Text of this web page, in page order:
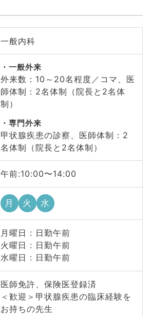
一般内科
一般外来
外来数：10～20名程度／コマ、医
師体制：2名体制（院長と2名体
制）
専門外来
甲状腺疾患の診察、医師体制：2
名体制（院長と2名体制）
午前:10:00〜14:00
月 火 水
月曜日 : 日勤午前
火曜日 : 日勤午前
水曜日 : 日勤午前
医師免許、保険医登録済
＜歓迎＞甲状腺疾患の臨床経験を
お持ちの先生